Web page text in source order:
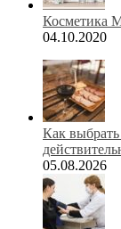
Косметика
04.10.2020
Как выбрать
05.08.2026